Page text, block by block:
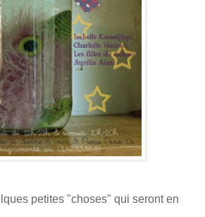
petites "choses" qui seront en